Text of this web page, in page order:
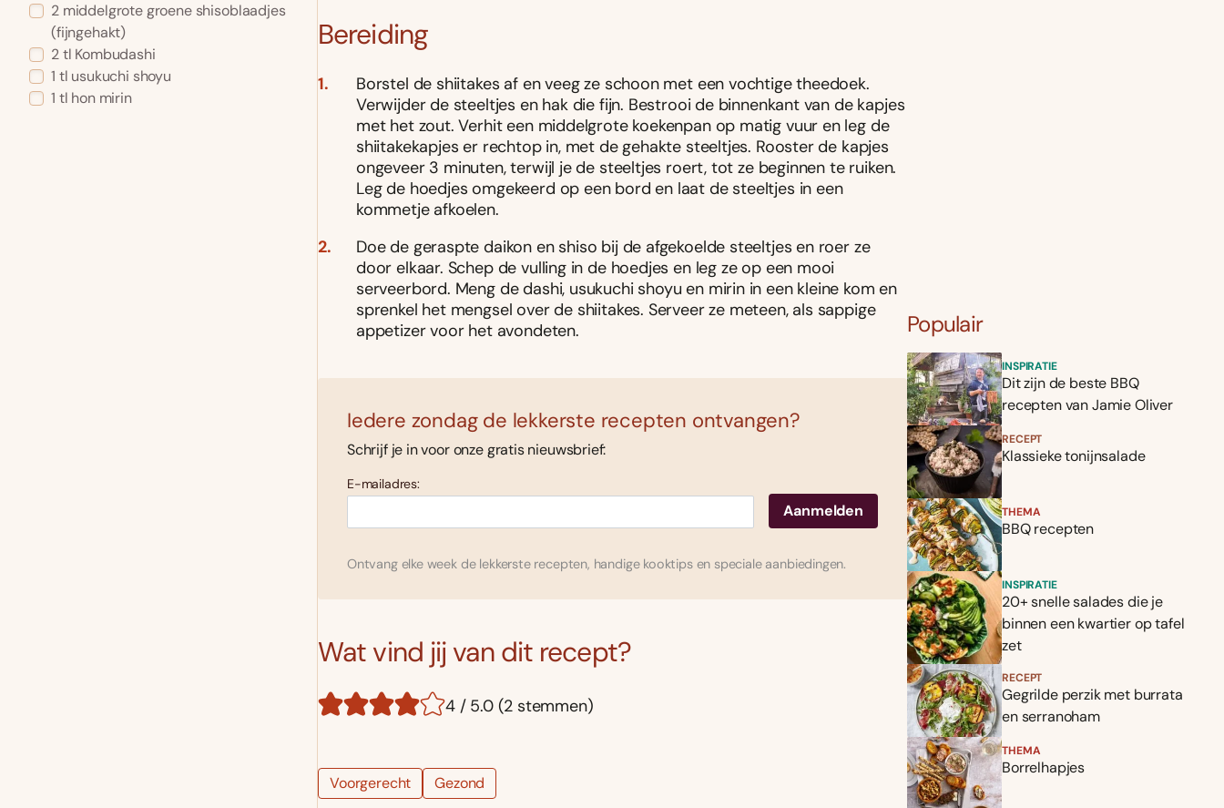
2 middelgrote groene shisoblaadjes
(fijngehakt)
2 tl Kombudashi
1 tl usukuchi shoyu
1 tl hon mirin
Bereiding
Borstel de shiitakes af en veeg ze schoon met een vochtige theedoek.
Verwijder de steeltjes en hak die fijn. Bestrooi de binnenkant van de kapjes
met het zout. Verhit een middelgrote koekenpan op matig vuur en leg de
shiitakekapjes er rechtop in, met de gehakte steeltjes. Rooster de kapjes
ongeveer 3 minuten, terwijl je de steeltjes roert, tot ze beginnen te ruiken.
Leg de hoedjes omgekeerd op een bord en laat de steeltjes in een
kommetje afkoelen.
Doe de geraspte daikon en shiso bij de afgekoelde steeltjes en roer ze
door elkaar. Schep de vulling in de hoedjes en leg ze op een mooi
serveerbord. Meng de dashi, usukuchi shoyu en mirin in een kleine kom en
sprenkel het mengsel over de shiitakes. Serveer ze meteen, als sappige
appetizer voor het avondeten.
Iedere zondag de lekkerste recepten ontvangen?
Schrijf je in voor onze gratis nieuwsbrief:
E-mailadres:
Ontvang elke week de lekkerste recepten, handige kooktips en speciale aanbiedingen.
Wat vind jij van dit recept?
4 / 5.0 (2 stemmen)
Voorgerecht Gezond
Populair
INSPIRATIE
Dit zijn de beste BBQ
recepten van Jamie Oliver
RECEPT
Klassieke tonijnsalade
THEMA
BBQ recepten
INSPIRATIE
20+ snelle salades die je
binnen een kwartier op tafel
zet
RECEPT
Gegrilde perzik met burrata
en serranoham
THEMA
Borrelhapjes